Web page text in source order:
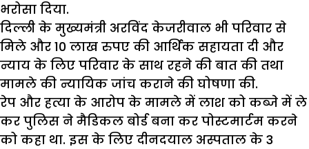
भरोसा दिया.
दिल्ली के मुख्यमंत्री अरविंद केजरीवाल भी परिवार से
मिले और 10 लाख रुपए की आर्थिक सहायता दी और
न्याय के लिए परिवार के साथ रहने की बात की तथा
मामले की न्यायिक जांच कराने की घोषणा की.
रेप और हत्या के आरोप के मामले में लाश को कब्जे में ले
कर पुलिस ने मैडिकल बोर्ड बना कर पोस्टमार्टम करने
को कहा था. इस के लिए दीनदयाल अस्पताल के 3